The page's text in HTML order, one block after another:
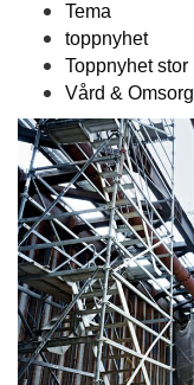
Tema
toppnyhet
Toppnyhet stor
Vård & Omsorg